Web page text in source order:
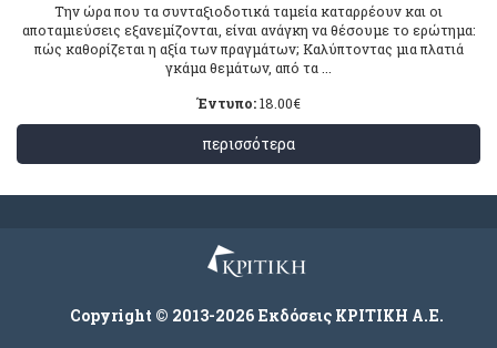
Την ώρα που τα συνταξιοδοτικά ταμεία καταρρέουν και οι
αποταμιεύσεις εξανεμίζονται, είναι ανάγκη να θέσουμε το ερώτημα:
πώς καθορίζεται η αξία των πραγμάτων; Καλύπτοντας μια πλατιά
γκάμα θεμάτων, από τα ...
Έντυπο:18.00€
περισσότερα
Copyright © 2013-2026 Εκδόσεις ΚΡΙΤΙΚΗ Α.Ε.